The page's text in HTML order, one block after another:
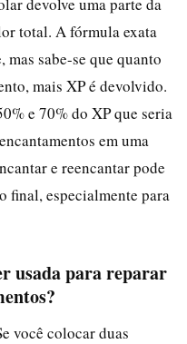
total. A fórmula exata
sabe-se que quanto
mais XP é devolvido.
e 70% do XP que seria
em uma
e reencantar pode
final, especialmente para
usada para reparar
você colocar duas